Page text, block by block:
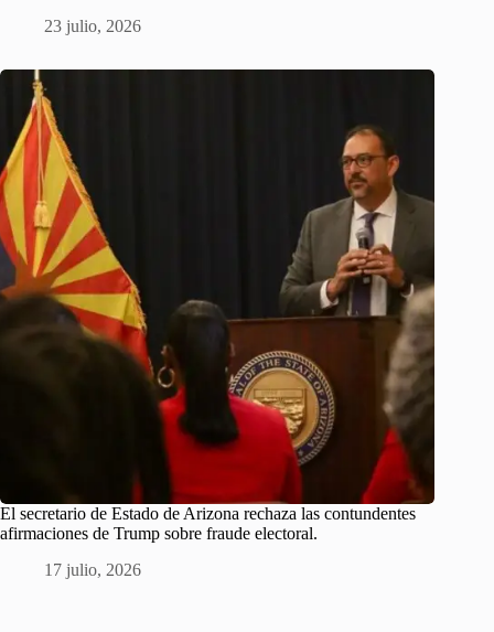
23 julio, 2026
El secretario de Estado de Arizona rechaza las contundentes
afirmaciones de Trump sobre fraude electoral.
17 julio, 2026